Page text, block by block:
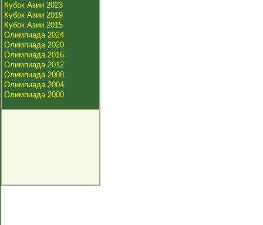
Кубок Азии 2023
Кубок Азии 2019
Кубок Азии 2015
Олимпиада 2024
Олимпиада 2020
Олимпиада 2016
Олимпиада 2012
Олимпиада 2008
Олимпиада 2004
Олимпиада 2000